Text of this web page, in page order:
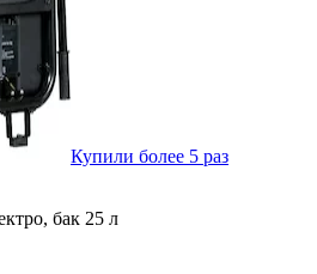
Купили более 5 раз
бак 25 л